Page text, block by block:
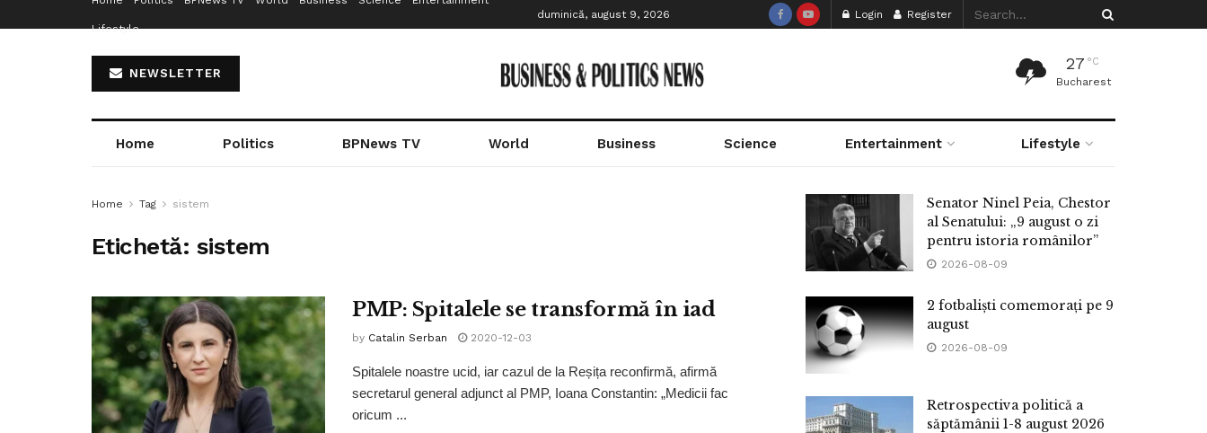
Lifestyle
duminică, august 9, 2026 Login Register
NEWSLETTER
27 °C
Bucharest
Home Politics BPNews TV World Business Science Entertainment Lifestyle
Home Tag sistem
Etichetă: sistem
PMP: Spitalele se transformă în iad
by Catalin Serban 2020-12-03
Spitalele noastre ucid, iar cazul de la Reșița reconfirmă, afirmă
secretarul general adjunct al PMP, Ioana Constantin: „Medicii fac
oricum ...
Senator Ninel Peia, Chestor
al Senatului: „9 august o zi
pentru istoria românilor”
2026-08-09
2 fotbaliști comemorați pe 9
august
2026-08-09
Retrospectiva politică a
săptămânii 1-8 august 2026